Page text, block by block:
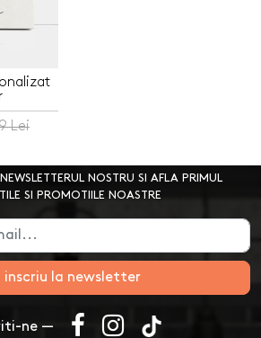
Lei
NOSTRU SI AFLA PRIMUL
SI PROMOTIILE NOASTRE
inscriu la newsletter
ne —